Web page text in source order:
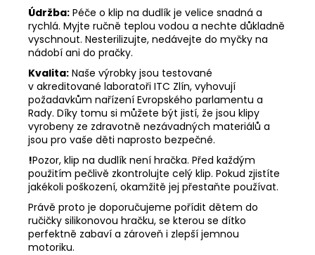
Údržba: Péče o klip na dudlík je velice snadná a
rychlá. Myjte ručně teplou vodou a nechte důkladně
vyschnout. Nesterilizujte, nedávejte do myčky na
nádobí ani do pračky.
Kvalita: Naše výrobky jsou testované
v akreditované laboratoři ITC Zlín, vyhovují
požadavkům nařízení Evropského parlamentu a
Rady. Díky tomu si můžete být jistí, že jsou klipy
vyrobeny ze zdravotně nezávadných materiálů a
jsou pro vaše děti naprosto bezpečné.
!Pozor, klip na dudlík není hračka. Před každým
použitím pečlivě zkontrolujte celý klip. Pokud zjistíte
jakékoli poškození, okamžitě jej přestaňte používat.
Právě proto je doporučujeme pořídit dětem do
ručičky silikonovou hračku, se kterou se dítko
perfektně zabaví a zároveň i zlepší jemnou
motoriku.